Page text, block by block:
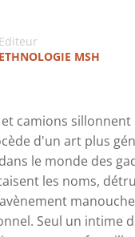
Editeur
ETHNOLOGIE MSH
camions
d'un art plus
le monde des
les noms,
Seul un intime